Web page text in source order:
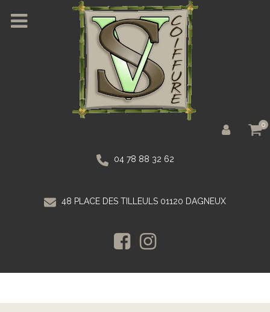
0
04 78 88 32 62
48 PLACE DES TILLEULS 01120 DAGNEUX